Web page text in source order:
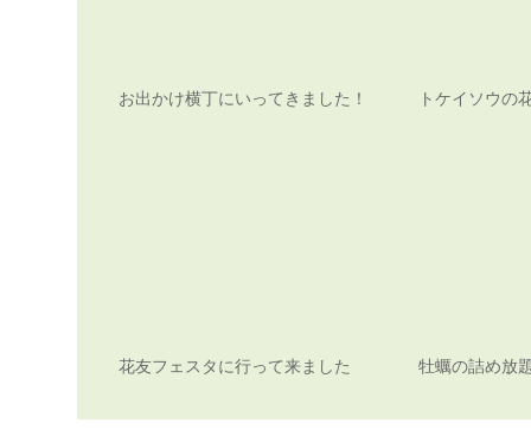
お出かけ横丁にいってきました！ トケイソウの
花友フェスタに行って来ました 牡蠣の詰め放